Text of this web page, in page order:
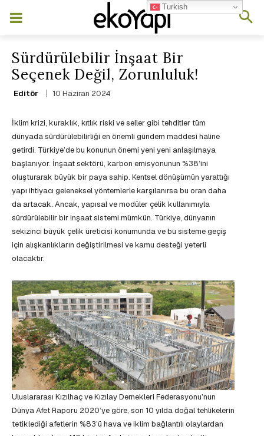
Sürdürülebilir İnşaat Bir
Seçenek Değil, Zorunluluk!
Editör 10 Haziran 2024
İklim krizi, kuraklık, kıtlık riski ve seller gibi tehditler tüm
dünyada sürdürülebilirliği en önemli gündem maddesi haline
getirdi. Türkiye’de bu konunun önemi yeni yeni anlaşılmaya
başlanıyor. İnşaat sektörü, karbon emisyonunun %38’ini
oluşturarak büyük bir paya sahip. Kentsel dönüşümün yarattığı
yapı ihtiyacı geleneksel yöntemlerle karşılanırsa bu oran daha
da artacak. Ancak, yapısal ve modüler çelik kullanımıyla
sürdürülebilir bir inşaat sistemi mümkün. Türkiye, dünyanın
sekizinci büyük çelik üreticisi konumunda ve bu sisteme geçiş
için alışkanlıkların değiştirilmesi ve kamu desteği yeterli
olacaktır.
Uluslararası Kızılhaç ve Kızılay Dernekleri Federasyonu’nun
Dünya Afet Raporu 2020’ye göre, son 10 yılda doğal tehlikelerin
tetiklediği afetlerin %83’ü hava ve iklim bağlantılı olaylardan
Turkish